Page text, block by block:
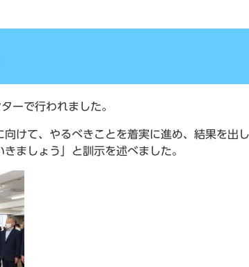
ーで行われました。
けて、やるべきことを着実に進め、結果を出
ましょう」と訓示を述べました。